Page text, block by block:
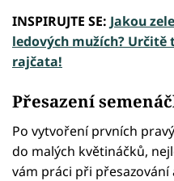
INSPIRUJTE SE: Jakou
ledových mužích?
rajčata!
Přesazení
Po vytvoření prvních
do malých květináčků,
vám práci při